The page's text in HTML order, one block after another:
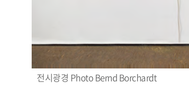
전시광경 Photo Bernd Borchardt